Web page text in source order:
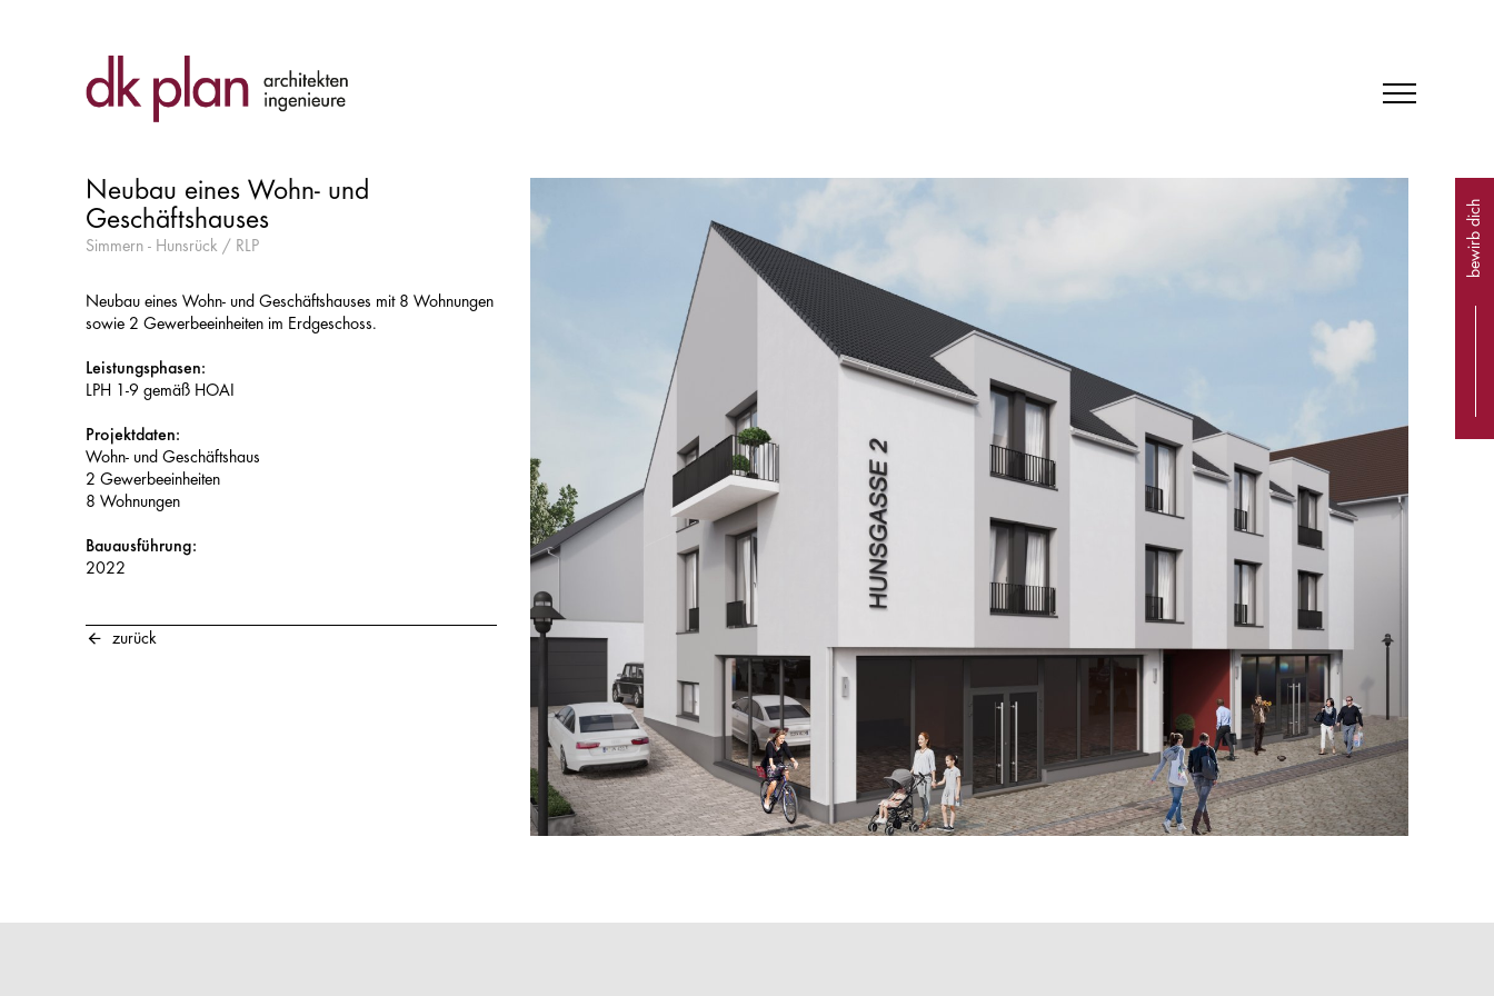
Neubau eines Wohn- und
Geschäftshauses
Simmern - Hunsrück / RLP
Neubau eines Wohn- und Geschäftshauses mit 8 Wohnungen
sowie 2 Gewerbeeinheiten im Erdgeschoss.
Leistungsphasen:
LPH 1-9 gemäß HOAI
Projektdaten:
Wohn- und Geschäftshaus
2 Gewerbeeinheiten
8 Wohnungen
Bauausführung:
2022
zurück
bewirb dich